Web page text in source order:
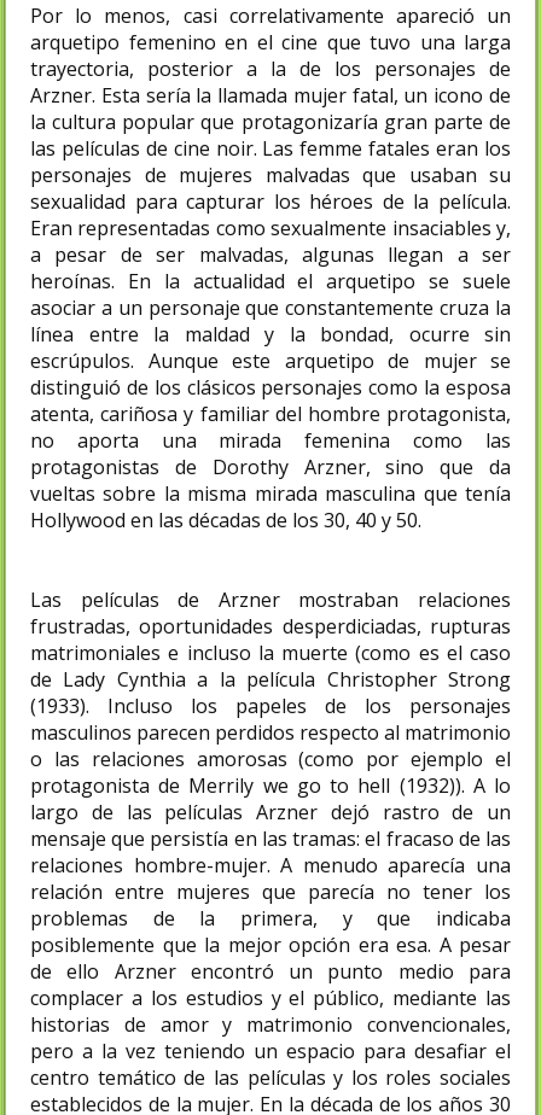
Por lo menos, casi correlativamente apareció un
arquetipo femenino en el cine que tuvo una larga
trayectoria, posterior a la de los personajes de
Arzner. Esta sería la llamada mujer fatal, un icono de
la cultura popular que protagonizaría gran parte de
las películas de cine noir. Las femme fatales eran los
personajes de mujeres malvadas que usaban su
sexualidad para capturar los héroes de la película.
Eran representadas como sexualmente insaciables y,
a pesar de ser malvadas, algunas llegan a ser
heroínas. En la actualidad el arquetipo se suele
asociar a un personaje que constantemente cruza la
línea entre la maldad y la bondad, ocurre sin
escrúpulos. Aunque este arquetipo de mujer se
distinguió de los clásicos personajes como la esposa
atenta, cariñosa y familiar del hombre protagonista,
no aporta una mirada femenina como las
protagonistas de Dorothy Arzner, sino que da
vueltas sobre la misma mirada masculina que tenía
Hollywood en las décadas de los 30, 40 y 50.
Las películas de Arzner mostraban relaciones
frustradas, oportunidades desperdiciadas, rupturas
matrimoniales e incluso la muerte (como es el caso
de Lady Cynthia a la película Christopher Strong
(1933). Incluso los papeles de los personajes
masculinos parecen perdidos respecto al matrimonio
o las relaciones amorosas (como por ejemplo el
protagonista de Merrily we go to hell (1932)). A lo
largo de las películas Arzner dejó rastro de un
mensaje que persistía en las tramas: el fracaso de las
relaciones hombre-mujer. A menudo aparecía una
relación entre mujeres que parecía no tener los
problemas de la primera, y que indicaba
posiblemente que la mejor opción era esa. A pesar
de ello Arzner encontró un punto medio para
complacer a los estudios y el público, mediante las
historias de amor y matrimonio convencionales,
pero a la vez teniendo un espacio para desafiar el
centro temático de las películas y los roles sociales
establecidos de la mujer.​ En la década de los años 30